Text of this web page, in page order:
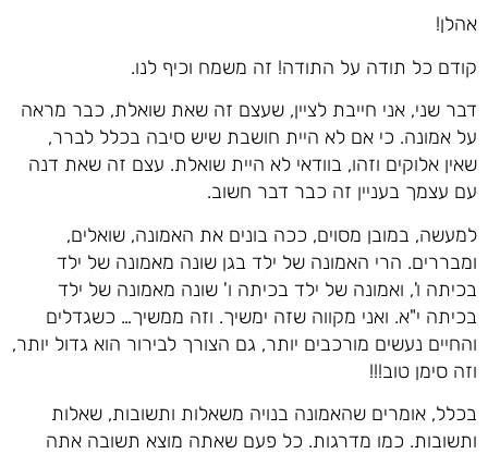
אהלן!
קודם כל תודה על התודה! זה משמח וכיף לנו.
דבר שני, אני חייבת לציין, שעצם זה שאת שואלת, כבר מראה
על אמונה. כי אם לא היית חושבת שיש סיבה בכלל לברר,
שאין אלוקים וזהו, בוודאי לא היית שואלת. עצם זה שאת דנה
עם עצמך בעניין זה כבר דבר חשוב.
למעשה, במובן מסוים, ככה בונים את האמונה, שואלים,
ומבררים. הרי האמונה של ילד בגן שונה מאמונה של ילד
בכיתה ו', ואמונה של ילד בכיתה ו' שונה מאמונה של ילד
בכיתה י"א. ואני מקווה שזה ימשיך. וזה ממשיך… כשגדלים
והחיים נעשים מורכבים יותר, גם הצורך לבירור הוא גדול יותר,
וזה סימן טוב!!!
בכלל, אומרים שהאמונה בנויה משאלות ותשובות, שאלות
ותשובות. כמו מדרגות. כל פעם שאתה מוצא תשובה אתה